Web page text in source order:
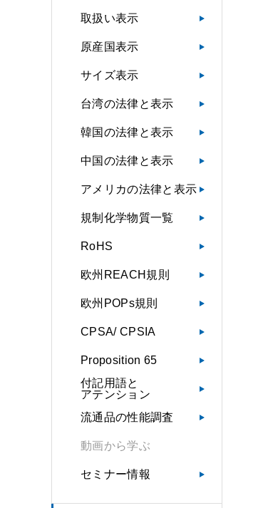
取扱い表示
原産国表示
サイズ表示
台湾の法律と表示
韓国の法律と表示
中国の法律と表示
アメリカの法律と表示
規制化学物質一覧
RoHS
欧州REACH規則
欧州POPs規則
CPSA/ CPSIA
Proposition 65
付記用語と
アテンション
流通品の性能調査
動画から学ぶ
セミナー情報